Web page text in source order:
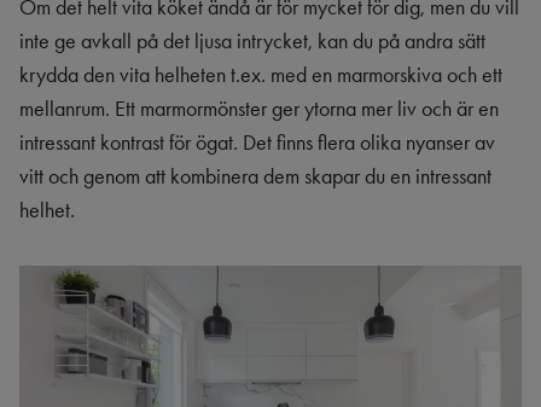
Om det helt vita köket ändå är för mycket för dig, men du vill
inte ge avkall på det ljusa intrycket, kan du på andra sätt
krydda den vita helheten t.ex. med en marmorskiva och ett
mellanrum. Ett marmormönster ger ytorna mer liv och är en
intressant kontrast för ögat. Det finns flera olika nyanser av
vitt och genom att kombinera dem skapar du en intressant
helhet.